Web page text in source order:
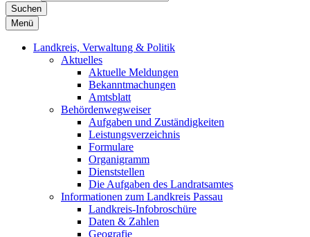
Suchen
Menü
Landkreis, Verwaltung & Politik
Aktuelles
Aktuelle Meldungen
Bekanntmachungen
Amtsblatt
Behördenwegweiser
Aufgaben und Zuständigkeiten
Leistungsverzeichnis
Formulare
Organigramm
Dienststellen
Die Aufgaben des Landratsamtes
Informationen zum Landkreis Passau
Landkreis-Infobroschüre
Daten & Zahlen
Geografie